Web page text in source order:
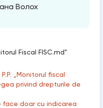
Волох
Fiscal FISC.md"
„Monitorul fiscal
privind drepturile de
face doar cu indicarea